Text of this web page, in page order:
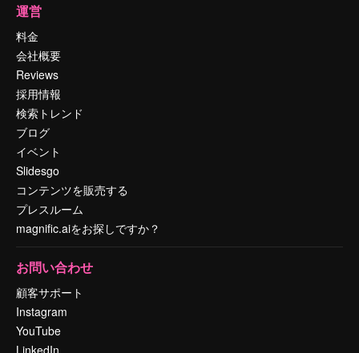
運営
料金
会社概要
Reviews
採用情報
検索トレンド
ブログ
イベント
Slidesgo
コンテンツを販売する
プレスルーム
magnific.aiをお探しですか？
お問い合わせ
顧客サポート
Instagram
YouTube
LinkedIn